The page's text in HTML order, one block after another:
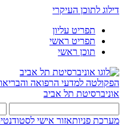
דילוג לתוכן העיקרי
תפריט עליון
תפריט ראשי
תוכן ראשי
הפקולטה למדעי הרפואה
אוניברסיטת תל אביב
מערכת פניותאזור אישי